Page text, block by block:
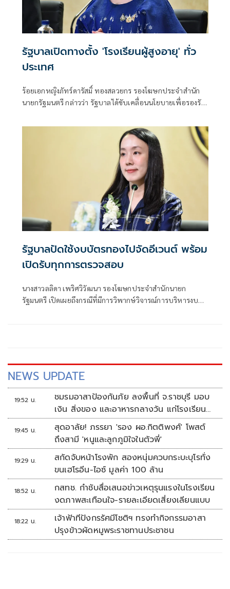
รัฐบาลเปิดทางตั้ง 'โรงเรียนผู้สูงอายุ' ทั่ว
ประเทศ
ร้อยเอกหญิงภัทร์ดารัสมิ์ ทองสลวยกร รองโฆษกประจำสำนัก
นายกรัฐมนตรี กล่าวว่า รัฐบาลได้ขับเคลื่อนนโยบายเพื่อรองรับ
รัฐบาลปัดใช้งบบัตรทองไปจัดอีเวนต์ พร้อม
เปิดรับทุกการตรวจสอบ
นางสาวลลิดา เพริศวิวัฒนา รองโฆษกประจำสำนักนายก
รัฐมนตรี เปิดเผยถึงกรณีที่มีการวิพากษ์วิจารณ์การบริหารงบ
NEWS UPDATE
19:52 น.
ชมรมอาสาป้องกันภัย ลงพื้นที่ จ.ราชบุรี มอบ
เงิน สิ่งของ และอาหารกลางวัน แก่โรงเรียน
บ้านหนองน้ำใส
19:45 น.
สุดอาลัย! ภรรยา 'รอง ผอ.กิตติพงศ์' โพสต์
ถึงสามี 'หนูและลูกภูมิใจในตัวพี่'
19:29 น.
สกัดจับหน้าโรงพัก สองหนุ่มควบกระบะบุโรทั่ง
ขนเฮโรอีน-ไอซ์ มูลค่า 100 ล้าน
18:52 น.
กสทช. กำชับสื่อเสนอข่าวเหตุรุนแรงในโรงเรียน
งดภาพสะเทือนใจ-รายละเอียดเสี่ยงเลียนแบบ
18:22 น.
เจ้าฟ้าทีปังกรรัศมีโชติฯ ทรงทำกิจกรรมอาสา
ปรุงข้าวผัดหมูพระราชทานประชาชน